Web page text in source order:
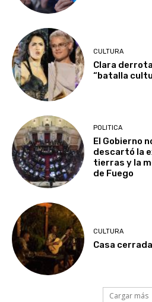
CULTURA
Clara
“batalla
POLITICA
El Gobierno
descartó la
tierras y la
de Fuego
CULTURA
Casa
Cargar más